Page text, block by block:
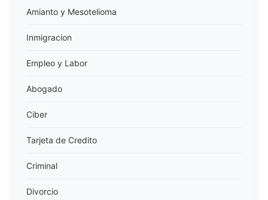
Amianto y Mesotelioma
Inmigracion
Empleo y Labor
Abogado
Ciber
Tarjeta de Credito
Criminal
Divorcio